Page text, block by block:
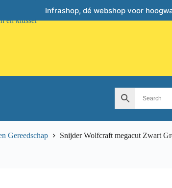
Infrashop, dé webshop voor
Gereedschap Snijder Wolfcraft megacut Zwart